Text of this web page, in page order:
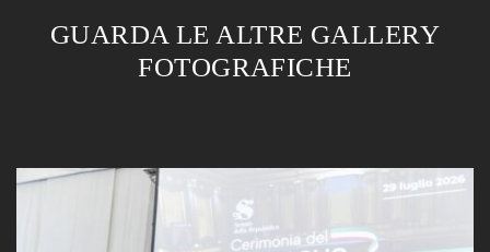
GUARDA LE ALTRE GALLERY
FOTOGRAFICHE